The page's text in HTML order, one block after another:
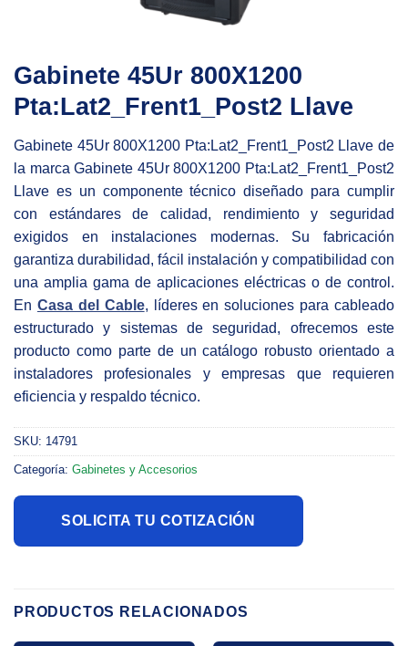
Gabinete 45Ur 800X1200
Pta:Lat2_Frent1_Post2 Llave
Gabinete 45Ur 800X1200 Pta:Lat2_Frent1_Post2 Llave de
la marca Gabinete 45Ur 800X1200 Pta:Lat2_Frent1_Post2
Llave es un componente técnico diseñado para cumplir
con estándares de calidad, rendimiento y seguridad
exigidos en instalaciones modernas. Su fabricación
garantiza durabilidad, fácil instalación y compatibilidad con
una amplia gama de aplicaciones eléctricas o de control.
En Casa del Cable, líderes en soluciones para cableado
estructurado y sistemas de seguridad, ofrecemos este
producto como parte de un catálogo robusto orientado a
instaladores profesionales y empresas que requieren
eficiencia y respaldo técnico.
SKU: 14791
Categoría: Gabinetes y Accesorios
SOLICITA TU COTIZACIÓN
PRODUCTOS RELACIONADOS